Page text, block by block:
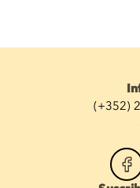
(+352)